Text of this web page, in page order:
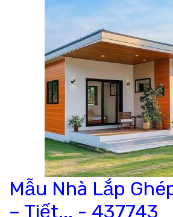
Mẫu Nhà Lắp
– Tiết... - 437743